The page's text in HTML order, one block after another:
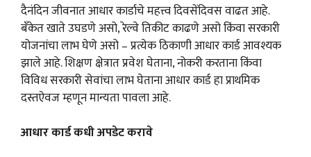
दैनंदिन जीवनात आधार कार्डाचे महत्त्व दिवसेंदिवस वाढत आहे.
बँकेत खाते उघडणे असो, रेल्वे तिकीट काढणे असो किंवा सरकारी
योजनांचा लाभ घेणे असो – प्रत्येक ठिकाणी आधार कार्ड आवश्यक
झाले आहे. शिक्षण क्षेत्रात प्रवेश घेताना, नोकरी करताना किंवा
विविध सरकारी सेवांचा लाभ घेताना आधार कार्ड हा प्राथमिक
दस्तऐवज म्हणून मान्यता पावला आहे.
आधार कार्ड कधी अपडेट करावे